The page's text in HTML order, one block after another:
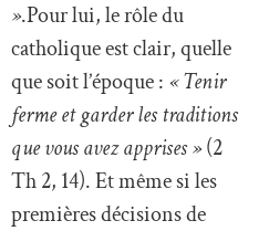
».Pour lui, le rôle du
catholique est clair, quelle
que soit l’époque : « Tenir
ferme et garder les traditions
que vous avez apprises »(2
Th 2, 14). Et même si les
premières décisions de